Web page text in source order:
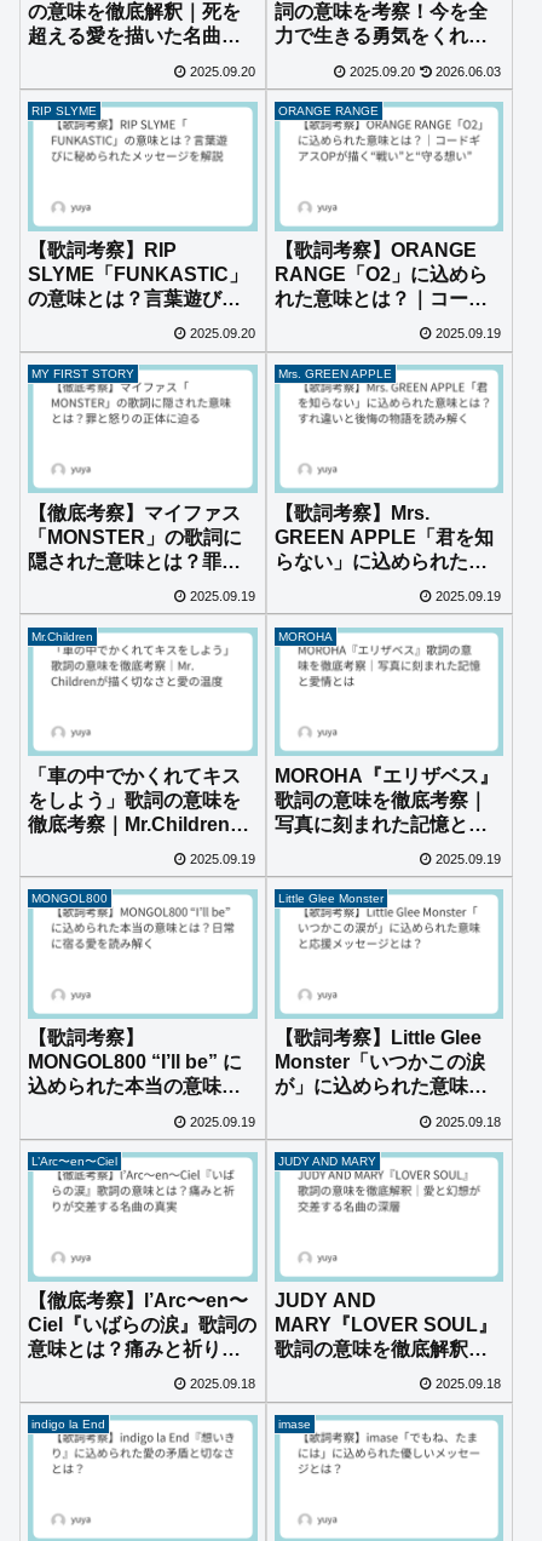
の意味を徹底解釈｜死を
超える愛を描いた名曲の
2025.09.20
詞の意味を考察！今を全
力で生きる勇気をくれる
2025.09.20 2026.06.03
RIP SLYME
【歌詞考察】RIP
SLYME「FUNKASTIC」
の意味とは？言葉遊びに
秘められたメッセージを
解説
2025.09.20
ORANGE RANGE
【歌詞考察】ORANGE
RANGE「O2」に込めら
れた意味とは？｜コード
ギアスOPが描く“戦
い”と“守る想い”
2025.09.19
MY FIRST STORY
【徹底考察】マイファス
「MONSTER」の歌詞に
隠された意味とは？罪と
怒りの正体に迫る
2025.09.19
Mrs. GREEN APPLE
【歌詞考察】Mrs.
GREEN APPLE「君を知
らない」に込められた意
味とは？すれ違いと後悔
の物語を読み解く
2025.09.19
Mr.Children
「車の中でかくれてキス
をしよう」歌詞の意味を
徹底考察｜Mr.Childrenが
描く切なさと愛の温度
2025.09.19
MOROHA
MOROHA『エリザベス』
歌詞の意味を徹底考察｜
写真に刻まれた記憶と愛
2025.09.19
MONGOL800
【歌詞考察】
MONGOL800 “I’ll be” に
込められた本当の意味と
解く
2025.09.19
Little Glee Monster
【歌詞考察】Little Glee
Monster「いつかこの涙
が」に込められた意味と
2025.09.18
L’Arc〜en〜Ciel
【徹底考察】l’Arc〜en〜
Ciel『いばらの涙』歌詞の
意味とは？痛みと祈りが
交差する名曲の真実
2025.09.18
JUDY AND MARY
JUDY AND
MARY『LOVER SOUL』
歌詞の意味を徹底解釈｜
愛と幻想が交差する名曲
の深層
2025.09.18
indigo la End imase